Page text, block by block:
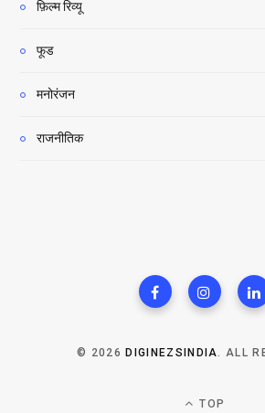
फ़िल्म रिव्यू
फूड
मनोरंजन
राजनीतिक
© 2026DIGINEZSINDIA. ALL
TOP